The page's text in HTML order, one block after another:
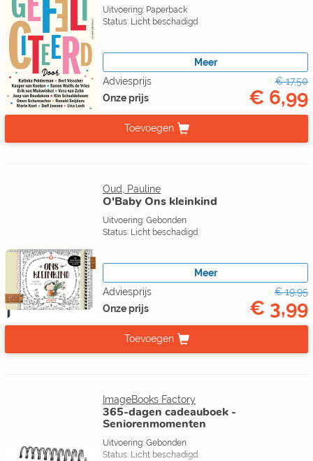
Uitvoering: Paperback
Status: Licht beschadigd
Meer
Adviesprijs
€ 17,50
Onze prijs
€ 6,99
Toevoegen
Oud, Pauline
O'Baby Ons kleinkind
Uitvoering: Gebonden
Status: Licht beschadigd
Meer
Adviesprijs
€ 19,95
Onze prijs
€ 3,99
Toevoegen
ImageBooks Factory
365-dagen cadeauboek -
Seniorenmomenten
Uitvoering: Gebonden
Status: Licht beschadigd